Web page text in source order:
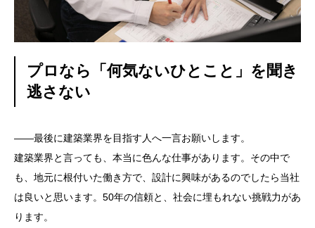
プロなら「何気ないひとこと」を聞き
逃さない
——最後に建築業界を目指す人へ一言お願いします。
建築業界と言っても、本当に色んな仕事があります。その中で
も、地元に根付いた働き方で、設計に興味があるのでしたら当社
は良いと思います。50年の信頼と、社会に埋もれない挑戦力があ
ります。